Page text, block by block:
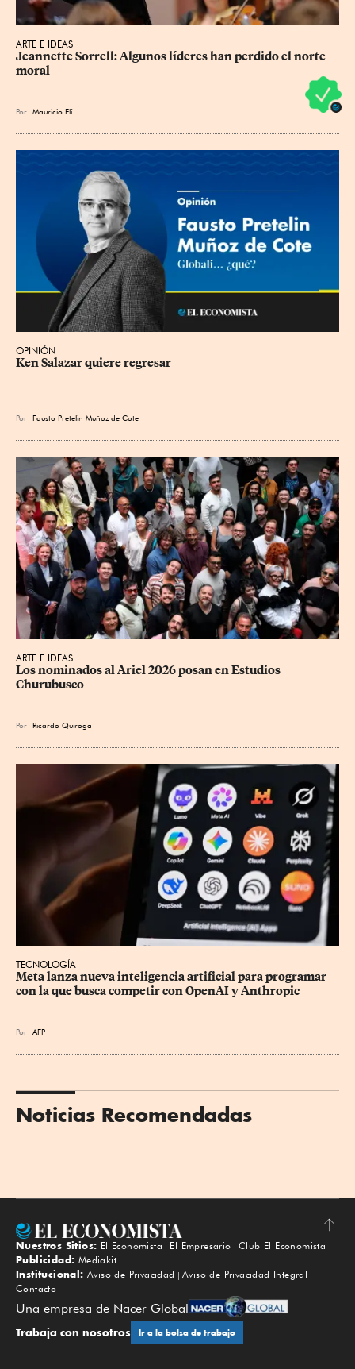
ARTE E IDEAS
Jeannette Sorrell: Algunos líderes han perdido el norte
moral
Por Mauricio Elí
OPINIÓN
Ken Salazar quiere regresar
Por Fausto Pretelin Muñoz de Cote
ARTE E IDEAS
Los nominados al Ariel 2026 posan en Estudios
Churubusco
Por Ricardo Quiroga
TECNOLOGÍA
Meta lanza nueva inteligencia artificial para programar
con la que busca competir con OpenAI y Anthropic
Por AFP
Noticias Recomendadas
Subir
Nuestros Sitios: El Economista El Empresario
Club El Economista
Publicidad: Mediakit
Institucional: Aviso de Privacidad
Aviso de Privacidad Integral
Contacto
Una empresa de Nacer Global
Trabaja con nosotros Ir a la bolsa de trabajo